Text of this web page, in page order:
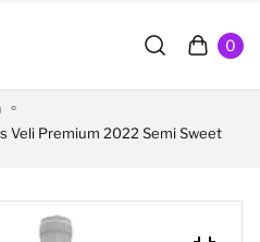
0
Veli Premium 2022 Semi Sweet